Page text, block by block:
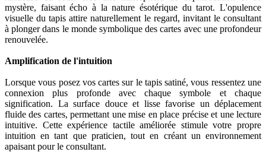
mystère, faisant écho à la nature ésotérique du tarot. L'opulence
visuelle du tapis attire naturellement le regard, invitant le consultant
à plonger dans le monde symbolique des cartes avec une profondeur
renouvelée.
Amplification de l'intuition
Lorsque vous posez vos cartes sur le tapis satiné, vous ressentez une
connexion plus profonde avec chaque symbole et chaque
signification. La surface douce et lisse favorise un déplacement
fluide des cartes, permettant une mise en place précise et une lecture
intuitive. Cette expérience tactile améliorée stimule votre propre
intuition en tant que praticien, tout en créant un environnement
apaisant pour le consultant.